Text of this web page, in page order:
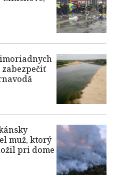
zabezpečiť
muž, ktorý
pri dome